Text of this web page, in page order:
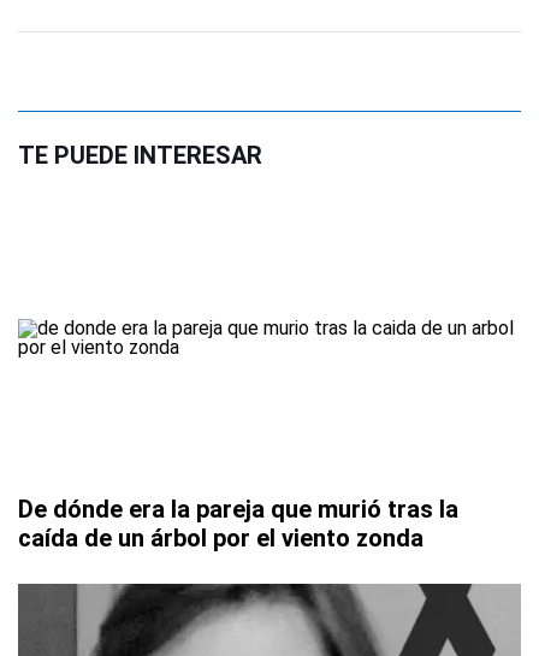
TE PUEDE INTERESAR
De dónde era la pareja que murió tras la
caída de un árbol por el viento zonda